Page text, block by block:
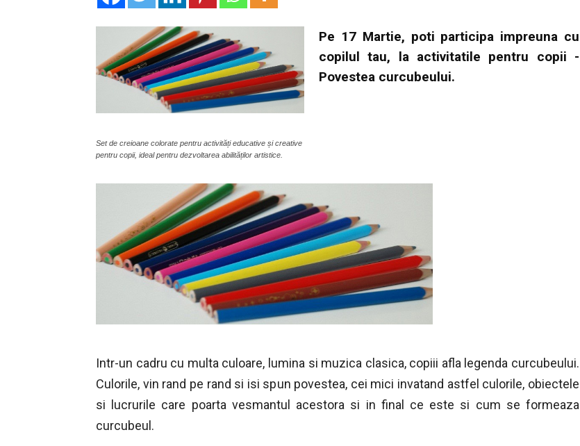
Set de creioane colorate pentru activități educative și creative
pentru copii, ideal pentru dezvoltarea abilităților artistice.
Pe 17 Martie, poti participa impreuna cu
copilul tau, la activitatile pentru copii -
Povestea curcubeului.
Intr-un cadru cu multa culoare, lumina si muzica clasica, copiii afla legenda curcubeului.
Culorile, vin rand pe rand si isi spun povestea, cei mici invatand astfel culorile, obiectele
si lucrurile care poarta vesmantul acestora si in final ce este si cum se formeaza
curcubeul.